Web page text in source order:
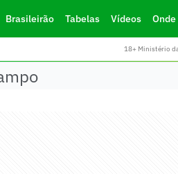
Brasileirão Tabelas Vídeos
18+ Ministério